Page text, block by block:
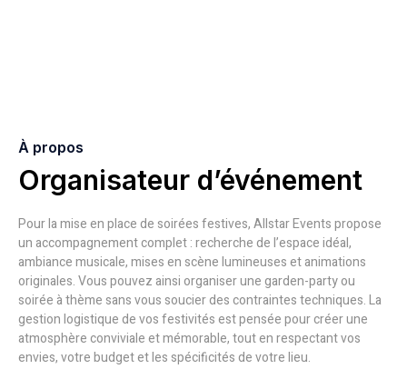
À propos
Organisateur d’événement
Pour la mise en place de soirées festives, Allstar Events propose
un accompagnement complet : recherche de l’espace idéal,
ambiance musicale, mises en scène lumineuses et animations
originales. Vous pouvez ainsi organiser une garden-party ou
soirée à thème sans vous soucier des contraintes techniques. La
gestion logistique de vos festivités est pensée pour créer une
atmosphère conviviale et mémorable, tout en respectant vos
envies, votre budget et les spécificités de votre lieu.